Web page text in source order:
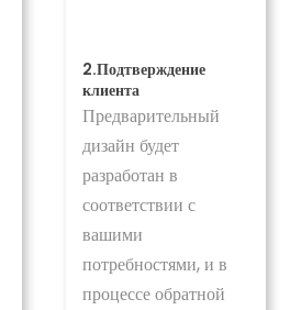
2.Подтверждение
клиента
Предварительный
дизайн будет
разработан в
соответствии с
вашими
потребностями, и в
процессе обратной